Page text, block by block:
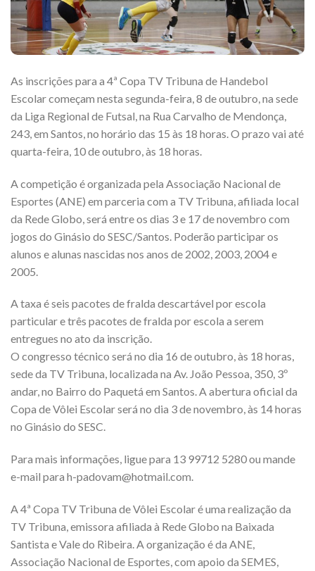
As inscrições para a 4ª Copa TV Tribuna de Handebol
Escolar começam nesta segunda-feira, 8 de outubro, na sede
da Liga Regional de Futsal, na Rua Carvalho de Mendonça,
243, em Santos, no horário das 15 às 18 horas. O prazo vai até
quarta-feira, 10 de outubro, às 18 horas.
A competição é organizada pela Associação Nacional de
Esportes (ANE) em parceria com a TV Tribuna, afiliada local
da Rede Globo, será entre os dias 3 e 17 de novembro com
jogos do Ginásio do SESC/Santos. Poderão participar os
alunos e alunas nascidas nos anos de 2002, 2003, 2004 e
2005.
A taxa é seis pacotes de fralda descartável por escola
particular e três pacotes de fralda por escola a serem
entregues no ato da inscrição.
O congresso técnico será no dia 16 de outubro, às 18 horas,
sede da TV Tribuna, localizada na Av. João Pessoa, 350, 3º
andar, no Bairro do Paquetá em Santos. A abertura oficial da
Copa de Vôlei Escolar será no dia 3 de novembro, às 14 horas
no Ginásio do SESC.
Para mais informações, ligue para 13 99712 5280 ou mande
e-mail para h-padovam@hotmail.com.
​A 4ª Copa TV Tribuna de Vôlei Escolar é uma realização da
TV Tribuna, emissora afiliada à Rede Globo na Baixada
Santista e Vale do Ribeira. A organização é da ANE,
Associação Nacional de Esportes, com apoio da SEMES,